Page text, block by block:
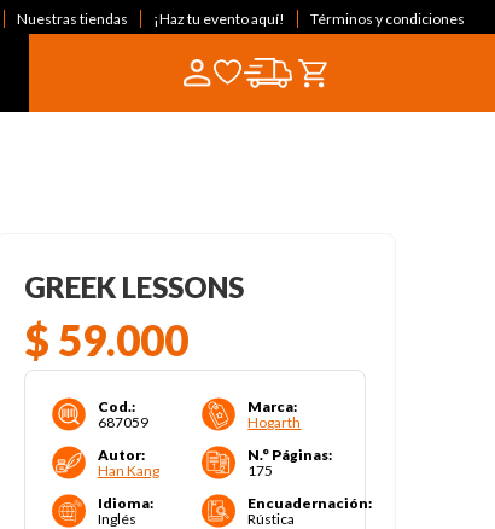
Nuestras tiendas ¡Haz tu evento aquí! Términos y condiciones
GREEK LESSONS
$ 59.000
Cod.:
687059
Marca:
Hogarth
Autor:
Han Kang
N.° Páginas:
175
Idioma:
Inglés
Encuadernación:
Rústica